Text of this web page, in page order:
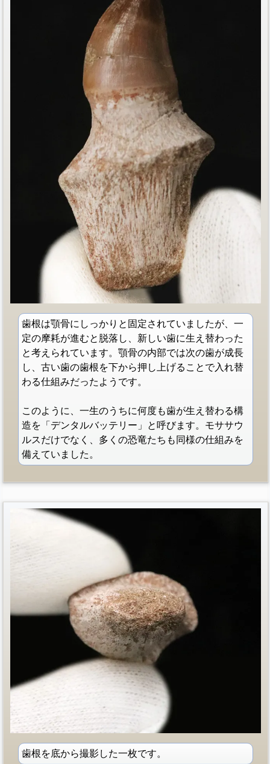
歯根は顎骨にしっかりと固定されていましたが、一
定の摩耗が進むと脱落し、新しい歯に生え替わった
と考えられています。顎骨の内部では次の歯が成長
し、古い歯の歯根を下から押し上げることで入れ替
わる仕組みだったようです。
このように、一生のうちに何度も歯が生え替わる構
造を「デンタルバッテリー」と呼びます。モササウ
ルスだけでなく、多くの恐竜たちも同様の仕組みを
備えていました。
歯根を底から撮影した一枚です。